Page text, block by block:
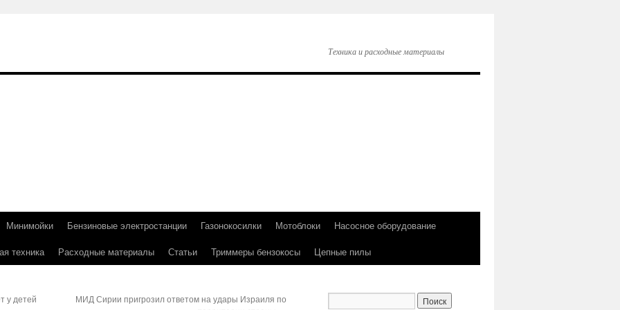
Техника и расходные материалы
Минимойки Бензиновые электростанции Газонокосилки Мотоблоки
Насосное оборудование
техника Расходные материалы Статьи Триммеры бензокосы Цепные пилы
у детей
МИД Сирии пригрозил ответом на удары Израиля по